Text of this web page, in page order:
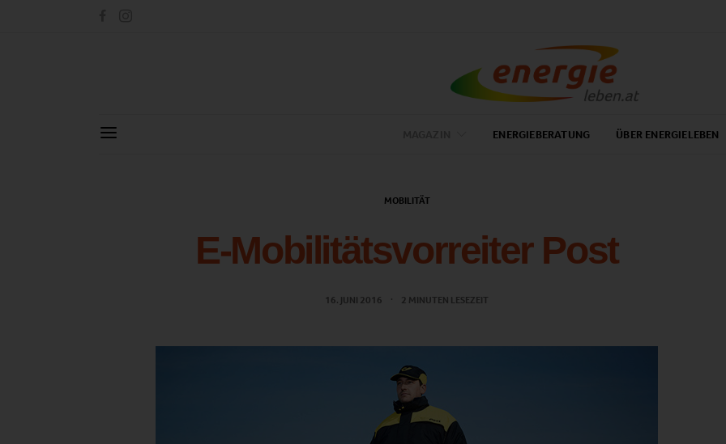
ENERGIEBERATUNG ÜBER ENERGIELEBEN
MOBILITÄT
E-Mobilitätsvorreiter Post
16. JUNI 2016 2 MINUTEN LESEZEIT